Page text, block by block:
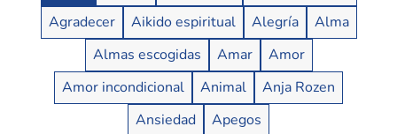
Agradecer
Aikido espiritual Alegría
Alma
Almas escogidas
Amar
Amor
Amor incondicional
Animal
Anja Rozen
Ansiedad
Apegos